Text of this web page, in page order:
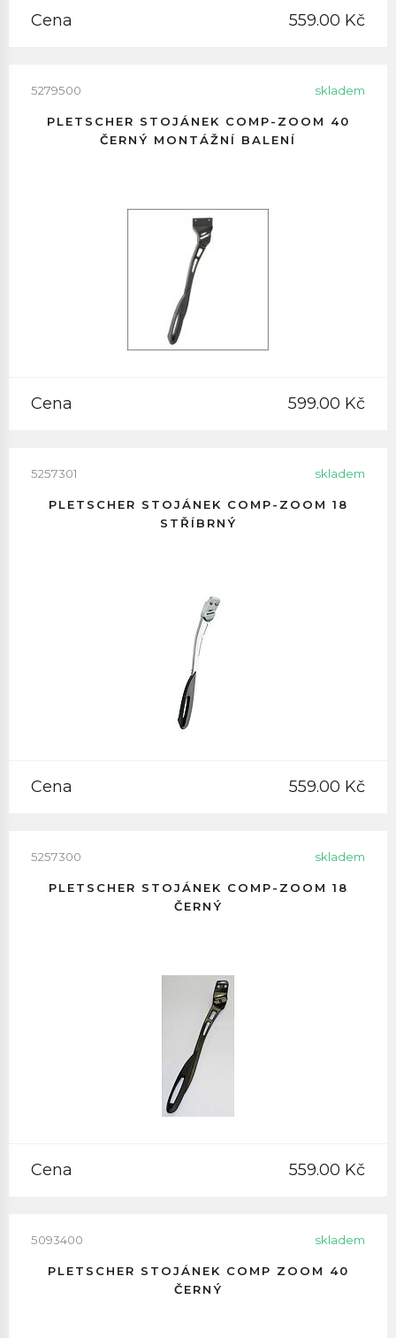
Cena 559.00 Kč
5279500 skladem
PLETSCHER STOJÁNEK COMP-ZOOM 40
ČERNÝ MONTÁŽNÍ BALENÍ
Cena 599.00 Kč
5257301 skladem
PLETSCHER STOJÁNEK COMP-ZOOM 18
STŘÍBRNÝ
Cena 559.00 Kč
5257300 skladem
PLETSCHER STOJÁNEK COMP-ZOOM 18
ČERNÝ
Cena 559.00 Kč
5093400 skladem
PLETSCHER STOJÁNEK COMP ZOOM 40
ČERNÝ